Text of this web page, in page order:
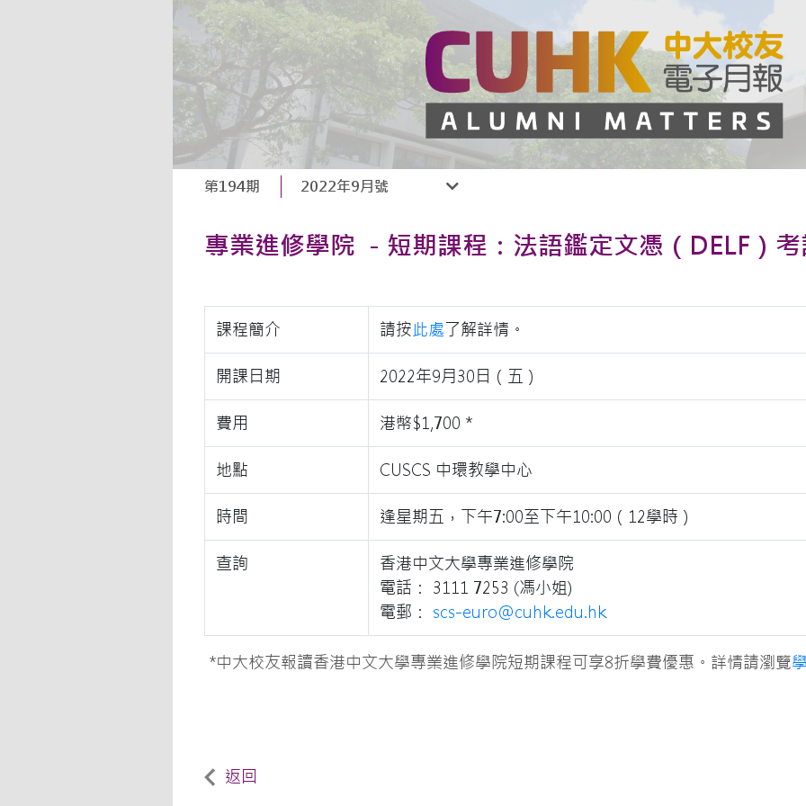
第194期 2022年9月號
專業進修學院 －短期課程：法語鑑定文憑（DELF）
課程簡介 請按此處了解詳情。
開課日期 2022年9月30日（五）
費用 港幣$1,700 *
地點 CUSCS 中環教學中心
時間 逢星期五，下午7:00至下午10:00（12學時）
查詢
香港中文大學專業進修學院
電話： 3111 7253 (馮小姐)
電郵： scs-euro@cuhk.edu.hk
*中大校友報讀香港中文大學專業進修學院短期課程可享8折學費優惠。詳情請瀏覽
返回